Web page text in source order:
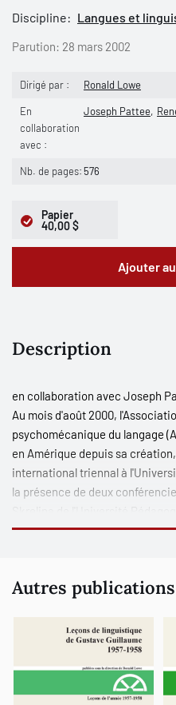
Discipline: Langues et
Parution: 28 mars 2002
Dirigé par : Ronald Lowe
En
collaboration
avec :
Joseph Pattee
Nb. de pages:576
Papier
40,00 $
Ajouter
Description
en collaboration avec Joseph
Au mois d'août 2000,
psychomécanique du langage
en Amérique depuis sa
international triennal à
la présence de deux
Pétersbourg, Russie, et M.
France, Grande-Bretagne,
Publié par les soins du Fonds
Laval, avec le soutien financier
sciences humaines du Canada,
des communications
Autres publications